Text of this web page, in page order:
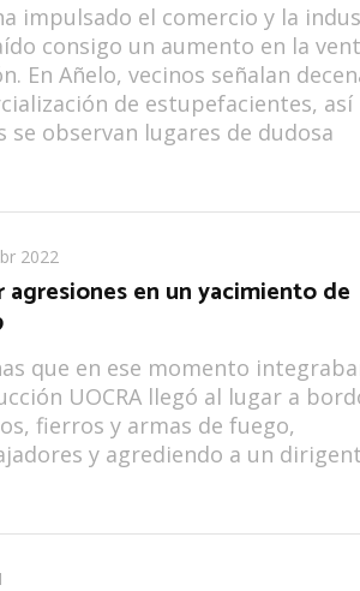
impulsado el comercio y la
consigo un aumento en la
En Añelo, vecinos señalan
de estupefacientes, así
se observan lugares de dudosa
2022
agresiones en un yacimiento de
que en ese momento
UOCRA llegó al lugar a
fierros y armas de fuego,
y agrediendo a un